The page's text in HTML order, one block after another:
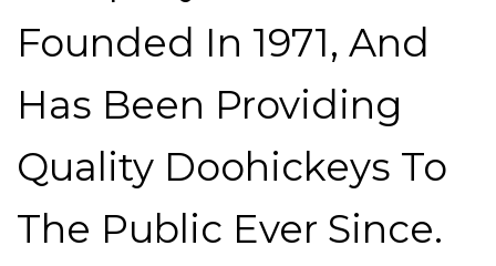
Founded In 1971, And
Has Been Providing
Quality Doohickeys To
The Public Ever Since.